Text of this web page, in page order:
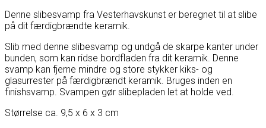
Denne slibesvamp fra Vesterhavskunst er beregnet til at slibe
på dit færdigbrændte keramik.
Slib med denne slibesvamp og undgå de skarpe kanter under
bunden, som kan ridse bordfladen fra dit keramik. Denne
svamp kan fjerne mindre og store stykker kiks- og
glasurrester på færdigbrændt keramik. Bruges inden en
finishsvamp. Svampen gør slibepladen let at holde ved.
Størrelse ca. 9,5 x 6 x 3 cm